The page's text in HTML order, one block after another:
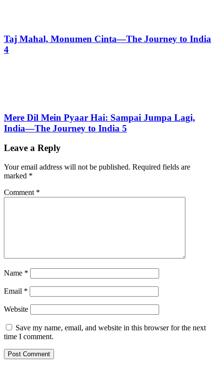
Taj Mahal, Monumen Cinta—The Journey to India
4
Mere Dil Mein Pyaar Hai: Sampai Jumpa Lagi,
India—The Journey to India 5
Leave a Reply
Your email address will not be published. Required fields are
marked *
Comment *
Name *
Email *
Website
Save my name, email, and website in this browser for the next
time I comment.